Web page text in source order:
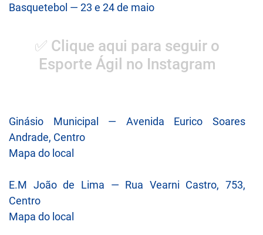
Basquetebol — 23 e 24 de maio
✅ Clique aqui para seguir o
Esporte Ágil no Instagram
Ginásio Municipal — Avenida Eurico Soares
Andrade, Centro
Mapa do local
E.M João de Lima — Rua Vearni Castro, 753,
Centro
Mapa do local